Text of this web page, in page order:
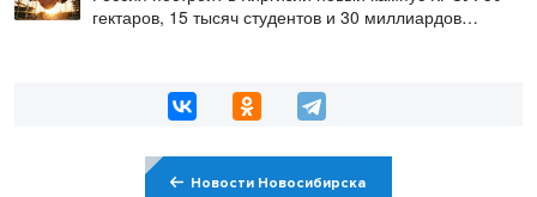
гектаров, 15 тысяч студентов и 30 миллиардов
Новости Новосибирска